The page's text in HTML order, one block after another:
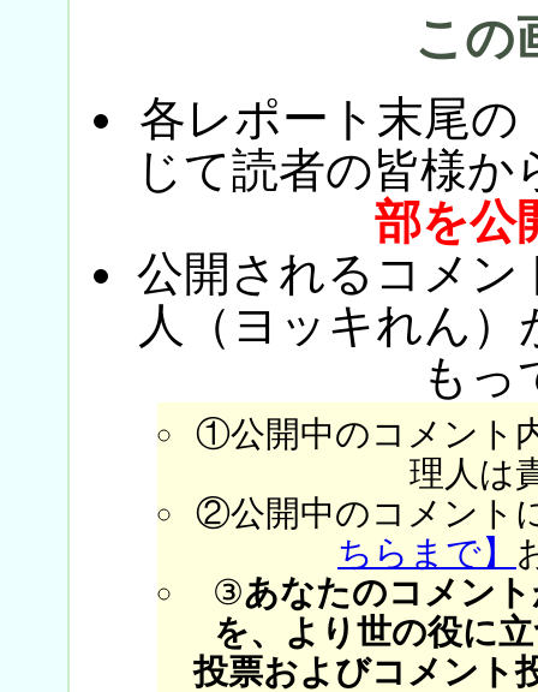
この
各レポート末尾の
じて読者の皆様か
部を公
公開されるコメン
人（ヨッキれん
もっ
①公開中のコメント
理人は
②公開中のコメント
ちらまで】
③あなたのコメン
を、より世の役に
投票およびコメント